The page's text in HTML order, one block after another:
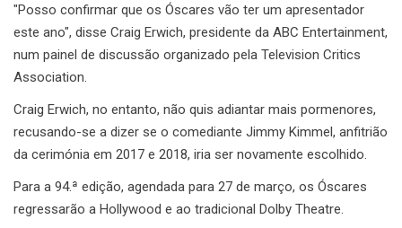
"Posso confirmar que os Óscares vão ter um apresentador
este ano", disse Craig Erwich, presidente da ABC Entertainment,
num painel de discussão organizado pela Television Critics
Association.
Craig Erwich, no entanto, não quis adiantar mais pormenores,
recusando-se a dizer se o comediante Jimmy Kimmel, anfitrião
da cerimónia em 2017 e 2018, iria ser novamente escolhido.
Para a 94.ª edição, agendada para 27 de março, os Óscares
regressarão a Hollywood e ao tradicional Dolby Theatre.